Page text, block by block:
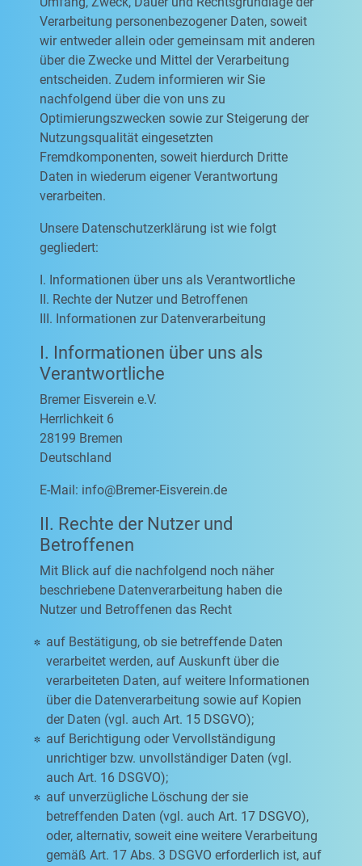
Verarbeitung personenbezogener Daten, soweit
wir entweder allein oder gemeinsam mit anderen
über die Zwecke und Mittel der Verarbeitung
entscheiden. Zudem informieren wir Sie
nachfolgend über die von uns zu
Optimierungszwecken sowie zur Steigerung der
Nutzungsqualität eingesetzten
Fremdkomponenten, soweit hierdurch Dritte
Daten in wiederum eigener Verantwortung
verarbeiten.
Unsere Datenschutzerklärung ist wie folgt
gegliedert:
I. Informationen über uns als Verantwortliche
II. Rechte der Nutzer und Betroffenen
III. Informationen zur Datenverarbeitung
I. Informationen über uns als
Verantwortliche
Bremer Eisverein e.V.
Herrlichkeit 6
28199 Bremen
Deutschland
E-Mail: info@Bremer-Eisverein.de
II. Rechte der Nutzer und
Betroffenen
Mit Blick auf die nachfolgend noch näher
beschriebene Datenverarbeitung haben die
Nutzer und Betroffenen das Recht
auf Bestätigung, ob sie betreffende Daten
verarbeitet werden, auf Auskunft über die
verarbeiteten Daten, auf weitere Informationen
über die Datenverarbeitung sowie auf Kopien
der Daten (vgl. auch Art. 15 DSGVO);
auf Berichtigung oder Vervollständigung
unrichtiger bzw. unvollständiger Daten (vgl.
auch Art. 16 DSGVO);
auf unverzügliche Löschung der sie
betreffenden Daten (vgl. auch Art. 17 DSGVO),
oder, alternativ, soweit eine weitere Verarbeitung
gemäß Art. 17 Abs. 3 DSGVO erforderlich ist, auf